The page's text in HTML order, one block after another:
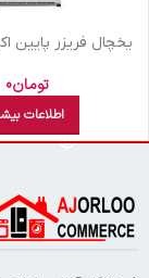
يخچال فريزر پايين
تومان0
اطلاعات